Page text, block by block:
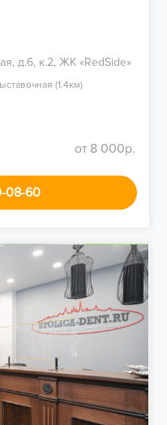
д.6, к.2, ЖК «RedSide»
(1.4км)
от 8 000р.
08-60